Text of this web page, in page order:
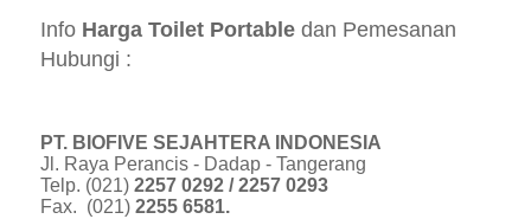
Info Harga Toilet Portable dan Pemesanan
Hubungi :
PT. BIOFIVE SEJAHTERA INDONESIA
Jl. Raya Perancis - Dadap - Tangerang
Telp. (021) 2257 0292 / 2257 0293
Fax. (021) 2255 6581.